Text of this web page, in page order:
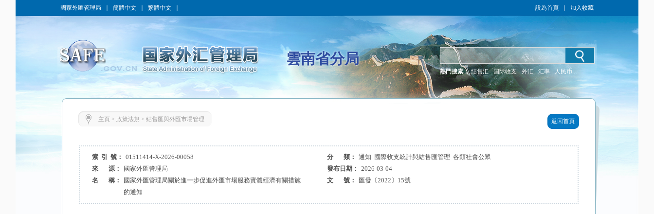
國家外匯管理局 簡體中文 繁體中文 設為首頁 加入收藏
雲南省分局
熱門搜索： 结售汇 国际收支 外汇 汇率 人民币
主頁 > 政策法規 > 結售匯與外匯市場管理 返回首頁
索 引 號： 01511414-X-2026-00058 分 類：
通知 國際收支統計與結售匯管理 各類社會公眾
來 源：
國家外匯管理局 發布日期：
2026-03-04
名 稱：
國家外匯管理局關於進一步促進外匯市場服務實體經濟有關措施
的通知
文 號： 匯發〔2022〕15號